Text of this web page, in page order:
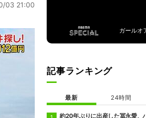
03 21:00
ガールオ
記事ランキング
最新 24時間
約20年ぶりに出産した冨永愛、